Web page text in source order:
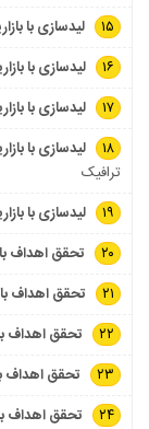
۱۵
لیدسازی با
۱۶
لیدسازی با
۱۷
لیدسازی با
۱۸
لیدسازی با
ترافیک
۱۹
لیدسازی با
۲۰
تحقق اهداف با
۲۱
تحقق اهداف با
۲۲
تحقق اهداف با
۲۳
تحقق اهداف با
۲۴
تحقق اهداف با